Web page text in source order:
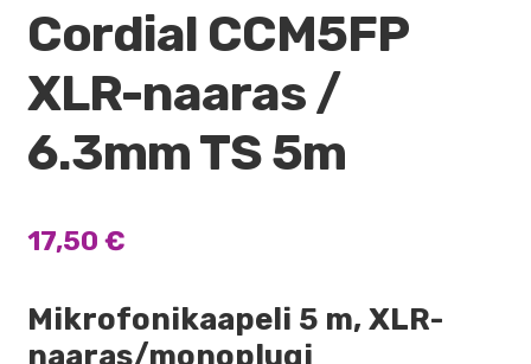
Cordial CCM5FP
XLR-naaras /
6.3mm TS 5m
17,50 €
Mikrofonikaapeli 5 m, XLR-
naaras/monoplugi